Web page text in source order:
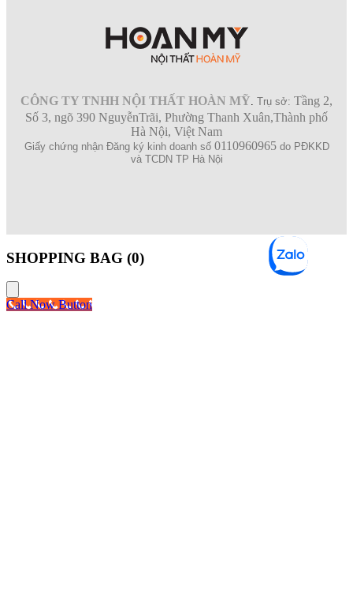
CÔNG TY TNHH NỘI THẤT HOÀN MỸ Trụ sở: Tầng 2,
Số 3, ngõ 390 NguyễnTrãi, Phường Thanh Xuân,Thành phố
Hà Nội, Việt Nam
Giấy chứng nhận Đăng ký kinh doanh số 0110960965do PĐKKD
và TCDN TP Hà Nội
SHOPPING BAG (0)
Call Now Button